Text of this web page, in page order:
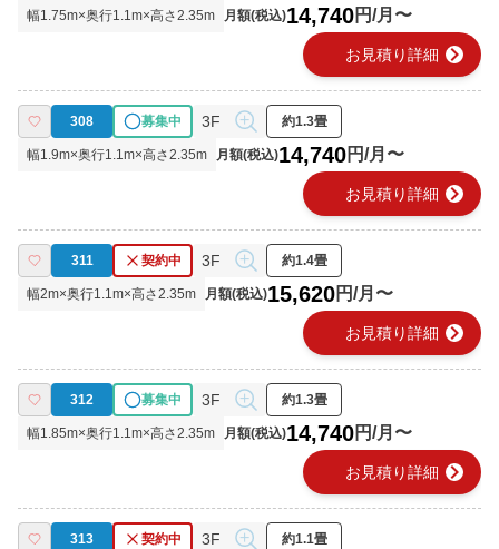
幅1.75m×奥行1.1m×高さ2.35m 月額(税込)14,740円/月〜
お見積り詳細 chevron_right
308 募集中 3F 約1.3畳
幅1.9m×奥行1.1m×高さ2.35m 月額(税込)14,740円/月〜
お見積り詳細 chevron_right
311 契約中 3F 約1.4畳
幅2m×奥行1.1m×高さ2.35m 月額(税込)15,620円/月〜
お見積り詳細 chevron_right
312 募集中 3F 約1.3畳
幅1.85m×奥行1.1m×高さ2.35m 月額(税込)14,740円/月〜
お見積り詳細 chevron_right
313 契約中 3F 約1.1畳